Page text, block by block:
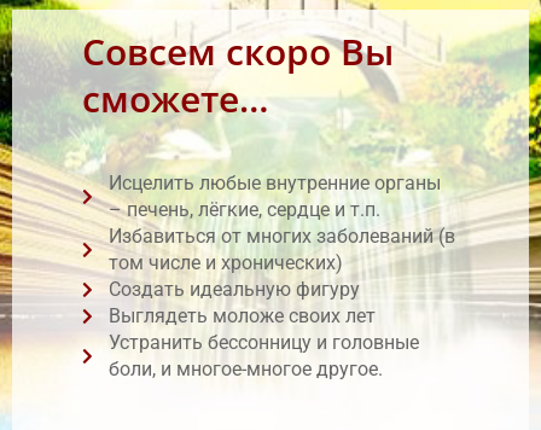
Совсем скоро Вы
сможете…
Исцелить любые внутренние органы
– печень, лёгкие, сердце и т.п.
Избавиться от многих заболеваний (в
том числе и хронических)
Создать идеальную фигуру
Выглядеть моложе своих лет
Устранить бессонницу и головные
боли, и многое-многое другое.